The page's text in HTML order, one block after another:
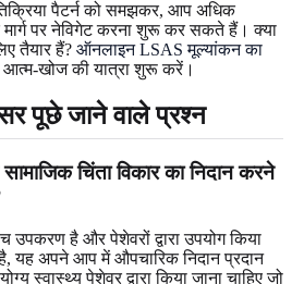
पैटर्न को समझकर, आप अधिक
पर नेविगेट करना शुरू कर सकते हैं। क्या
तैयार हैं? ऑनलाइन LSAS मूल्यांकन का
खोज की यात्रा शुरू करें।
पूछे जाने वाले प्रश्न
चिंता विकार का निदान करने
उपकरण है और पेशेवरों द्वारा उपयोग किया
यह अपने आप में औपचारिक निदान प्रदान
स्वास्थ्य पेशेवर द्वारा किया जाना चाहिए जो